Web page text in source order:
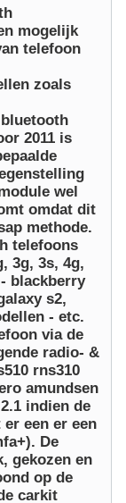
mogelijk
telefoon
zoals
2011 is
wel
omdat dit
methode.
telefoons
3g, 3s, 4g,
blackberry
s2,
- etc.
via de
radio- &
rns310
amundsen
indien de
een er een
De
gekozen en
op de
carkit